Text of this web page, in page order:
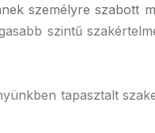
személyre szabott
szintű
tapasztalt